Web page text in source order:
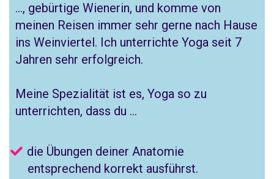
..., gebürtige Wienerin, und komme von
meinen Reisen immer sehr gerne nach Hause
ins Weinviertel. Ich unterrichte Yoga seit 7
Jahren sehr erfolgreich.
Meine Spezialität ist es, Yoga so zu
unterrichten, dass du …
die Übungen deiner Anatomie
entsprechend korrekt ausführst.